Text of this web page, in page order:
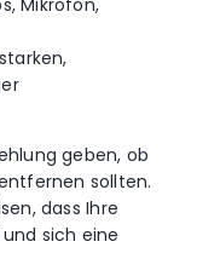
Mikrofon,
geben, ob
sollten.
dass Ihre
sich eine